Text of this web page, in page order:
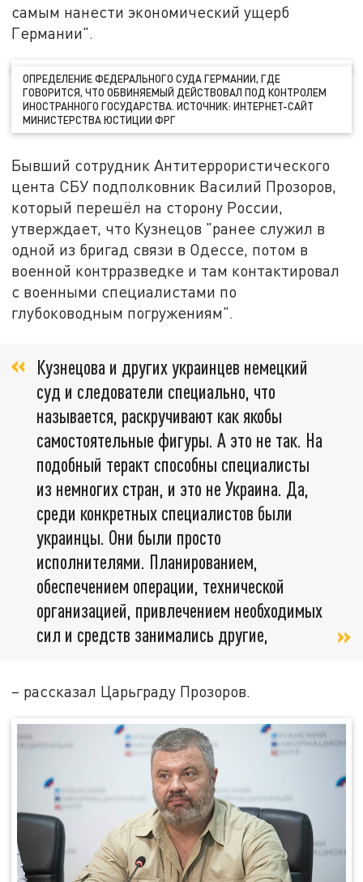
самым нанести экономический ущерб
Германии".
ОПРЕДЕЛЕНИЕ ФЕДЕРАЛЬНОГО СУДА ГЕРМАНИИ, ГДЕ
ГОВОРИТСЯ, ЧТО ОБВИНЯЕМЫЙ ДЕЙСТВОВАЛ ПОД КОНТРОЛЕМ
ИНОСТРАННОГО ГОСУДАРСТВА. ИСТОЧНИК: ИНТЕРНЕТ-САЙТ
МИНИСТЕРСТВА ЮСТИЦИИ ФРГ
Бывший сотрудник Антитеррористического
цента СБУ подполковник Василий Прозоров,
который перешёл на сторону России,
утверждает, что Кузнецов "ранее служил в
одной из бригад связи в Одессе, потом в
военной контрразведке и там контактировал
с военными специалистами по
глубоководным погружениям".
Кузнецова и других украинцев немецкий
суд и следователи специально, что
называется, раскручивают как якобы
самостоятельные фигуры. А это не так. На
подобный теракт способны специалисты
из немногих стран, и это не Украина. Да,
среди конкретных специалистов были
украинцы. Они были просто
исполнителями. Планированием,
обеспечением операции, технической
организацией, привлечением необходимых
сил и средств занимались другие,
– рассказал Царьграду Прозоров.